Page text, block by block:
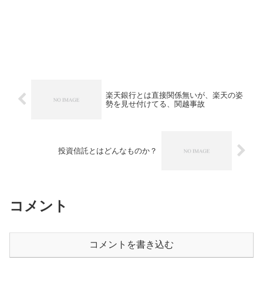
楽天銀行とは直接関係無いが、楽天の姿
勢を見せ付けてる、関越事故
投資信託とはどんなものか？
コメント
コメントを書き込む